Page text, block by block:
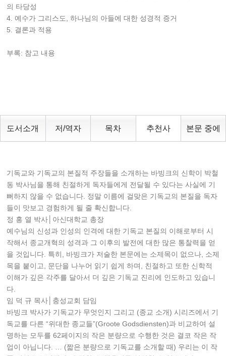
의 타당성
4. 예수가 그리스도, 하나님의 아들에 대한 성경적 증거
5. 결론과 적용
부록: 참고 내용
도서소개 저/역자 목차 추천사 본문 중에
기독교와 기독교의 본질적 주장들을 소개하는 바빙크의 신학이 박철
동 박사님을 통해 친절하게 독자들에게 전달될 수 있다는 사실에 기
뻐하지 않을 수 없습니다. 정말 이름에 걸맞은 기독교의 본질을 독자
들이 맛보고 경험하게 될 줄 확신합니다.
정 홍 열 박사│아신대학교 총장
예수님의 신성과 인성의 인격에 대한 기독교 본질의 이해로부터 시
작해서 종교개혁의 성격과 그 이후의 발전에 대한 많은 통찰력을 얻
을 것입니다. 특히, 바빙크가 저술한 본문에는 소제목이 없으나, 소제
목을 붙이고, 문단을 나누어 읽기 쉽게 하며, 친절하고 또한 신학적
이해가 깊은 각주를 달아서 더 깊은 기독교 진리에 인도하고 있습니
다.
임 덕 규 목사│충성교회 담임
바빙크 박사가 기독교가 무엇인지 그리고 (종교 소개) 시리즈에서 기
독교를 다른 “위대한 종교들”(Groote Godsdiensten)과 비교하여 설
명하는 모두를 62페이지의 작은 분량으로 수행한 것은 결코 작은 작
업이 아닙니다. … (짧은 분량으로 기독교를 소개할 때) 우리는 이 작